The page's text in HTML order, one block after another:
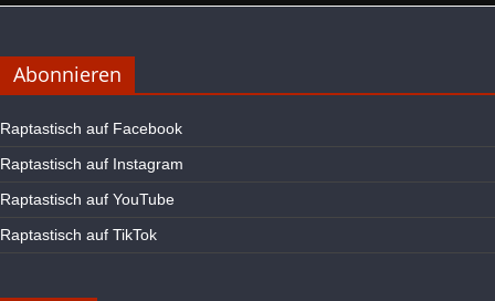
Abonnieren
Raptastisch auf Facebook
Raptastisch auf Instagram
Raptastisch auf YouTube
Raptastisch auf TikTok